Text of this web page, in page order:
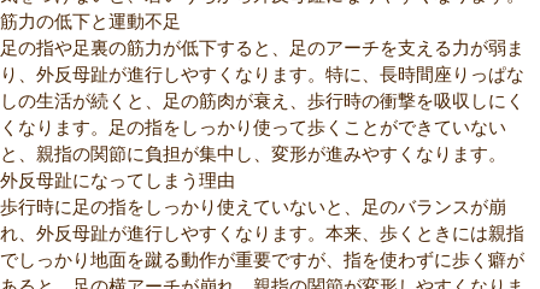
筋力の低下と運動不足
足の指や足裏の筋力が低下すると、足のアーチを支える力が弱ま
り、外反母趾が進行しやすくなります。特に、長時間座りっぱな
しの生活が続くと、足の筋肉が衰え、歩行時の衝撃を吸収しにく
くなります。足の指をしっかり使って歩くことができていない
と、親指の関節に負担が集中し、変形が進みやすくなります。
外反母趾になってしまう理由
歩行時に足の指をしっかり使えていないと、足のバランスが崩
れ、外反母趾が進行しやすくなります。本来、歩くときには親指
でしっかり地面を蹴る動作が重要ですが、指を使わずに歩く癖が